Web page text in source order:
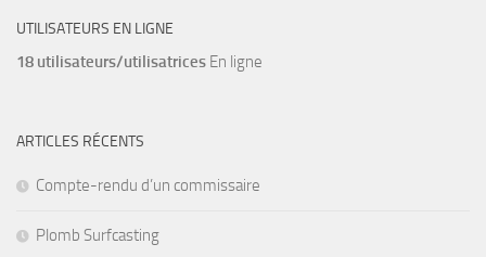
UTILISATEURS EN LIGNE
18 utilisateurs/utilisatrices En ligne
ARTICLES RÉCENTS
Compte-rendu d’un commissaire
Plomb Surfcasting